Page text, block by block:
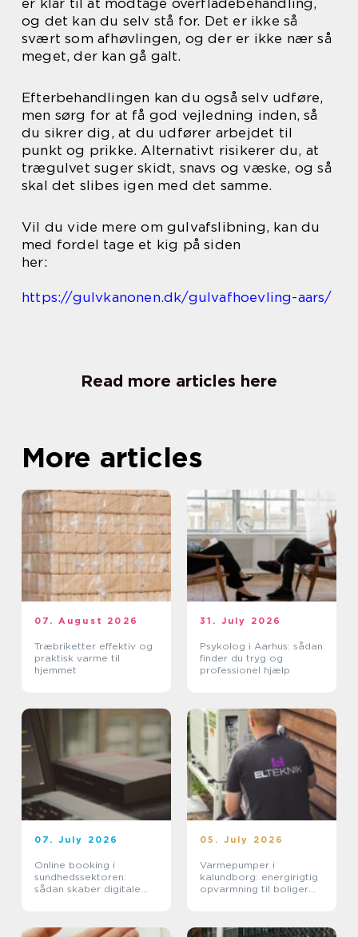
og det kan du selv stå for. Det er ikke så
svært som afhøvlingen, og der er ikke nær så
meget, der kan gå galt.
Efterbehandlingen kan du også selv udføre,
men sørg for at få god vejledning inden, så
du sikrer dig, at du udfører arbejdet til
punkt og prikke. Alternativt risikerer du, at
trægulvet suger skidt, snavs og væske, og så
skal det slibes igen med det samme.
Vil du vide mere om gulvafslibning, kan du
med fordel tage et kig på siden
her:
https://gulvkanonen.dk/gulvafhoevling-aars/
Read more articles here
More articles
07. August 2026
Træbriketter effektiv og
praktisk varme til
hjemmet
31. July 2026
Psykolog i Aarhus: sådan
finder du tryg og
professionel hjælp
07. July 2026
Online booking i
sundhedssektoren:
sådan skaber digitale
05. July 2026
Varmepumper i
kalundborg: energirigtig
opvarmning til boliger